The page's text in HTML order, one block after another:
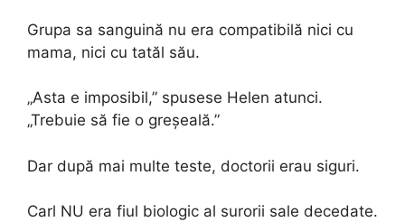
Grupa sa sanguină nu era compatibilă nici cu
mama, nici cu tatăl său.
„Asta e imposibil,” spusese Helen atunci.
„Trebuie să fie o greșeală.”
Dar după mai multe teste, doctorii erau siguri.
Carl NU era fiul biologic al surorii sale decedate.